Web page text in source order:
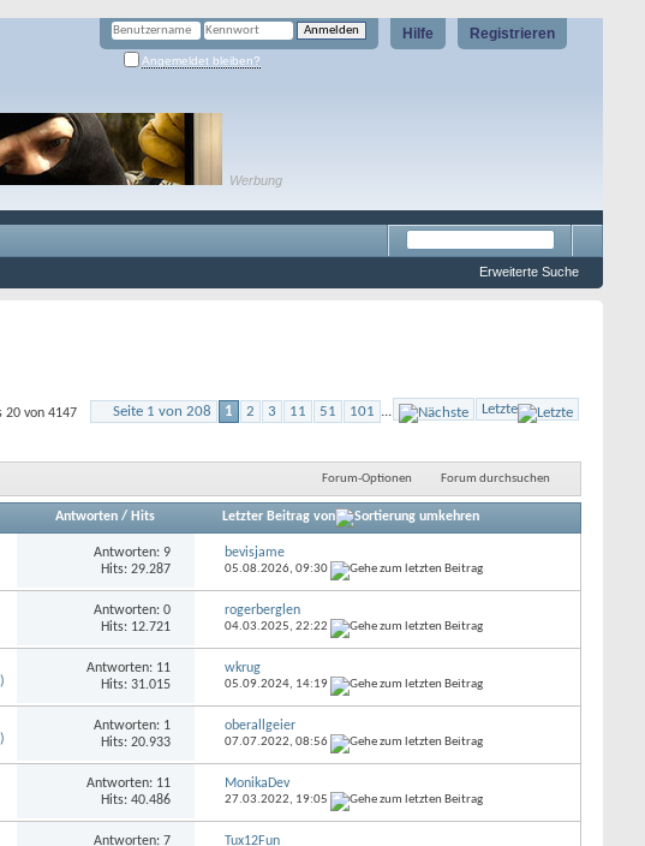
Registrieren
Hilfe
Angemeldet bleiben?
Werbung
Erweiterte Suche
Seite 1 von 208 1 2 3 11 51 101 ... Letzte
20 von 4147
Forum-Optionen Forum durchsuchen
Antworten/ Hits Letzter Beitrag von
Antworten: 9
Hits: 29.287
bevisjame
05.08.2026, 09:30
Antworten: 0
Hits: 12.721
rogerberglen
04.03.2025, 22:22
Antworten: 11
Hits: 31.015
wkrug
05.09.2024, 14:19
Antworten: 1
Hits: 20.933
oberallgeier
07.07.2022, 08:56
Antworten: 11
Hits: 40.486
MonikaDev
27.03.2022, 19:05
Antworten: 7
Tux12Fun